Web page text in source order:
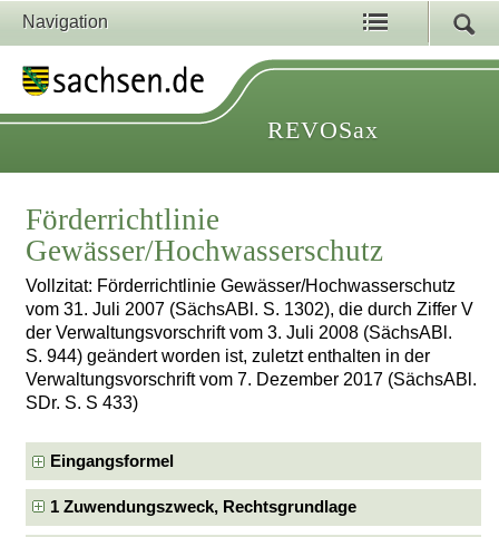
Navigation
REVOSax
Förderrichtlinie
Gewässer/Hochwasserschutz
Vollzitat: Förderrichtlinie Gewässer/Hochwasserschutz
vom 31. Juli 2007 (SächsABl. S. 1302), die durch Ziffer V
der Verwaltungsvorschrift vom 3. Juli 2008 (SächsABl.
S. 944) geändert worden ist, zuletzt enthalten in der
Verwaltungsvorschrift vom 7. Dezember 2017 (SächsABl.
SDr. S. S 433)
Eingangsformel
1 Zuwendungszweck, Rechtsgrundlage